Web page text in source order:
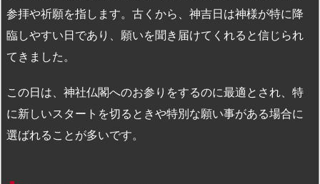
参拝や祈願を指します。古くから、神吉日は神様が特に降
臨しやすい日であり、願いを聞き届けてくれると信じられ
てきました。
この日は、神社仏閣へのお参りをするのに最適とされ、特
に新しいスタートを切るときや特別な願い事がある場合に
選ばれることが多いです。